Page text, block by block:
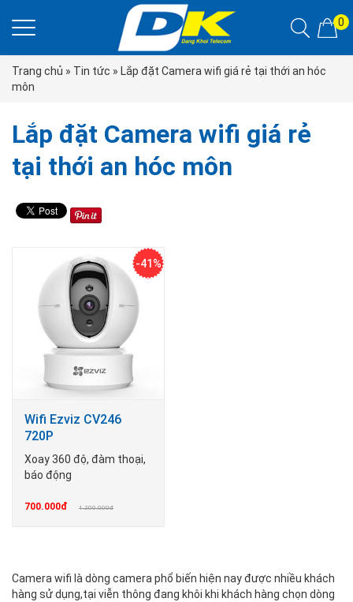
0
Trang chủ » Tin tức » Lắp đặt Camera wifi giá rẻ tại thới an hóc
môn
Lắp đặt Camera wifi giá rẻ
tại thới an hóc môn
-41%
Wifi Ezviz CV246
720P
Xoay 360 độ, đàm thoại,
báo động
700.000đ 1.200.000đ
Camera wifi là dòng camera phổ biến hiện nay được nhiều khách
hàng sử dụng,tại viễn thông đang khôi khi khách hàng chọn dòng